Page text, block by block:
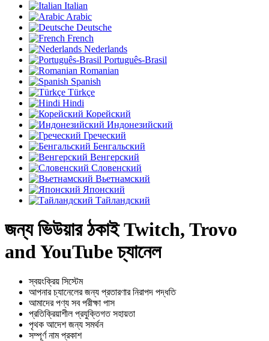
Italian
Arabic
Deutsche
French
Nederlands
Português-Brasil
Romanian
Spanish
Türkçe
Hindi
Корейский
Индонезийский
Греческий
Бенгальский
Венгерский
Словенский
Вьетнамский
Японский
Тайландский
জন্য ভিউয়ার ঠকাই Twitch, Trovo
and YouTube চ্যানেল
স্বয়ংক্রিয় সিস্টেম
আপনার চ্যানেলের জন্য প্রতারণার নিরাপদ পদ্ধতি
আমাদের পণ্য সব পরীক্ষা পাস
প্রতিক্রিয়াশীল প্রযুক্তিগত সহায়তা
পৃথক আদেশ জন্য সমর্থন
সম্পূর্ণ নাম প্রকাশ